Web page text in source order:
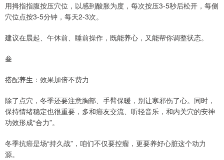
用拇指指腹按压穴位，以感到酸胀为度，每次按压3-5秒后松开，每侧
穴位点按3-5分钟，每天2-3次。
建议在晨起、午休前、睡前操作，既能养心，又能帮你调整状态。
叁
搭配养生：效果加倍不费力
除了点穴，冬季还要注意胸部、手臂保暖，别让寒邪伤了心。同时，
保持情绪稳定也很重要，多和癌友交流、听轻音乐，和内关穴的安神
功效形成“合力”。
冬季抗癌是场“持久战”，咱们不仅要控瘤，更要养好心脏这个动力
源。